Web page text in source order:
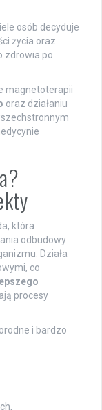
osób decyduje
życia oraz
zdrowia po
magnetoterapii
oraz działaniu
która
odbudowy
Działa
co
lepszego
procesy
i bardzo